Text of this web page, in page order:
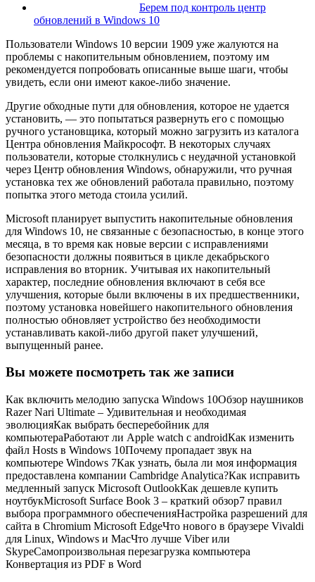
Берем под контроль центр
обновлений в Windows 10
Пользователи Windows 10 версии 1909 уже жалуются на
проблемы с накопительным обновлением, поэтому им
рекомендуется попробовать описанные выше шаги, чтобы
увидеть, если они имеют какое-либо значение.
Другие обходные пути для обновления, которое не удается
установить, — это попытаться развернуть его с помощью
ручного установщика, который можно загрузить из каталога
Центра обновления Майкрософт. В некоторых случаях
пользователи, которые столкнулись с неудачной установкой
через Центр обновления Windows, обнаружили, что ручная
установка тех же обновлений работала правильно, поэтому
попытка этого метода стоила усилий.
Microsoft планирует выпустить накопительные обновления
для Windows 10, не связанные с безопасностью, в конце этого
месяца, в то время как новые версии с исправлениями
безопасности должны появиться в цикле декабрьского
исправления во вторник. Учитывая их накопительный
характер, последние обновления включают в себя все
улучшения, которые были включены в их предшественники,
поэтому установка новейшего накопительного обновления
полностью обновляет устройство без необходимости
устанавливать какой-либо другой пакет улучшений,
выпущенный ранее.
Вы можете посмотреть так же записи
Как включить мелодию запуска Windows 10Обзор наушников
Razer Nari Ultimate – Удивительная и необходимая
эволюцияКак выбрать бесперебойник для
компьютераРаботают ли Apple watch с androidКак изменить
файл Hosts в Windows 10Почему пропадает звук на
компьютере Windows 7Как узнать, была ли моя информация
предоставлена ​​компании Cambridge Analytica?Как исправить
медленный запуск Microsoft OutlookКак дешевле купить
ноутбукMicrosoft Surface Book 3 – краткий обзор7 правил
выбора программного обеспеченияНастройка разрешений для
сайта в Chromium Microsoft EdgeЧто нового в браузере Vivaldi
для Linux, Windows и MacЧто лучше Viber или
SkypeСамопроизвольная перезагрузка компьютера
Конвертация из PDF в Word